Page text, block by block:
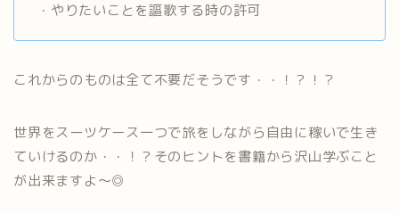
・やりたいことを謳歌する時の許可
これからのものは全て不要だそうです・・！？！？
世界をスーツケース一つで旅をしながら自由に稼いで生き
ていけるのか・・！？そのヒントを書籍から沢山学ぶこと
が出来ますよ～◎